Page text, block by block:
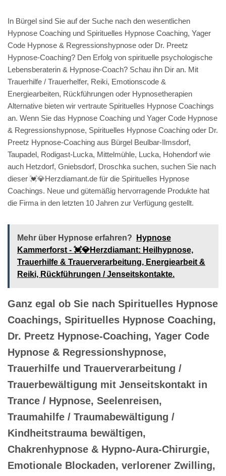
In Bürgel sind Sie auf der Suche nach den wesentlichen
Hypnose Coaching und Spirituelles Hypnose Coaching, Yager
Code Hypnose & Regressionshypnose oder Dr. Preetz
Hypnose-Coaching? Den Erfolg von spirituelle psychologische
Lebensberaterin & Hypnose-Coach? Schau ihn Dir an. Mit
Trauerhilfe / Trauerhelfer, Reiki, Emotionscode &
Energiearbeiten, Rückführungen oder Hypnosetherapien
Alternative bieten wir vertraute Spirituelles Hypnose Coachings
an. Wenn Sie das Hypnose Coaching und Yager Code Hypnose
& Regressionshypnose, Spirituelles Hypnose Coaching oder Dr.
Preetz Hypnose-Coaching aus Bürgel Beulbar-Ilmsdorf,
Taupadel, Rodigast-Lucka, Mittelmühle, Lucka, Hohendorf wie
auch Hetzdorf, Gniebsdorf, Droschka suchen, suchen Sie nach
dieser 💓️💎Herzdiamant.de für die Spirituelles Hypnose
Coachings. Neue und gütemäßig hervorragende Produkte hat
die Firma in den letzten 10 Jahren zur Verfügung gestellt.
Mehr über Hypnose erfahren?
Hypnose
Kammerforst - 💓️💎Herzdiamant: Heilhypnose,
Trauerhilfe & Trauerverarbeitung, Energiearbeit &
Reiki, Rückführungen / Jenseitskontakte.
Ganz egal ob Sie nach Spirituelles Hypnose
Coachings, Spirituelles Hypnose Coaching,
Dr. Preetz Hypnose-Coaching, Yager Code
Hypnose & Regressionshypnose,
Trauerhilfe und Trauerverarbeitung /
Trauerbewältigung mit Jenseitskontakt in
Trance / Hypnose, Seelenreisen,
Traumahilfe / Traumabewältigung /
Kindheitstrauma bewältigen,
Chakrenhypnose & Hypno-Aura-Chirurgie,
Emotionale Blockaden, verlorener Zwilling,